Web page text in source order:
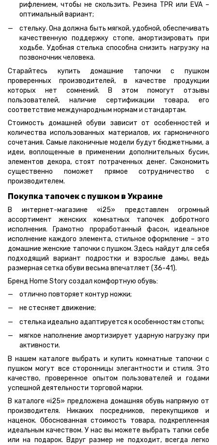
рифлением, чтобы не скользить. Резина TPR или EVA –
оптимальный вариант;
стельку. Она должна быть мягкой, удобной, обеспечивать
качественную поддержку стопе, амортизировать при
ходьбе. Удобная стелька способна снизить нагрузку на
позвоночник человека.
Старайтесь купить домашние тапочки с пушком
проверенных производителей, в качестве продукции
которых нет сомнений. В этом помогут отзывы
пользователей, наличие сертификации товара, его
соответствие международным нормам и стандартам.
Стоимость домашней обуви зависит от особенностей и
количества использованных материалов, их гармоничного
сочетания. Самые лаконичные модели будут бюджетными, а
идеи, воплощенные в применении дополнительных бусин,
элементов декора, стоят потраченных денег. Сэкономить
существенно поможет прямое сотрудничество с
производителем.
Покупка тапочек с пушком в Украине
В интернет-магазине «i25» представлен огромный
ассортимент женских комнатных тапочек добротного
исполнения. Грамотно проработанный фасон, идеальное
исполнение каждого элемента, стильное оформление – это
домашние женские тапочки с пушком. Здесь найдут для себя
подходящий вариант подростки и взрослые дамы, ведь
размерная сетка обуви весьма впечатляет (36-41).
Бренд Home Story создал комфортную обувь:
отлично повторяет контур ножки;
не стесняет движение;
стелька идеально адаптируется к особенностям стопы;
мягкое наполнение амортизирует ударную нагрузку при
активности.
В нашем каталоге выбрать и купить комнатные тапочки с
пушком могут все сторонницы элегантности и стиля. Это
качество, проверенное опытом пользователей и годами
успешной деятельности торговой марки.
В каталоге «i25» предложена домашняя обувь напрямую от
производителя. Никаких посредников, перекупщиков и
наценок. Обоснованная стоимость товара, подкрепленная
идеальным качеством. У нас вы можете выбрать тапки себе
или на подарок. Вдруг размер не подходит, всегда легко